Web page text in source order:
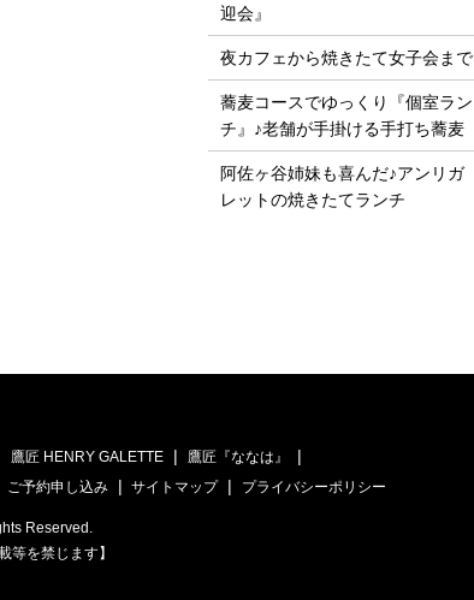
迎会』
夜カフェから焼きたて女子会まで
蕎麦コースでゆっくり『個室ラン
チ』♪老舗が手掛ける手打ち蕎麦
阿佐ヶ谷姉妹も喜んだ♪アンリガ
レットの焼きたてランチ
鷹匠 HENRY GALETTE
鷹匠『ななは』
ご予約申し込み サイトマップ プライバシーポリシー
Reserved.
等を禁じます】